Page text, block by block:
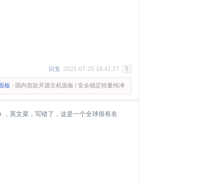
回复 2021-07-25 18:41:27 5
板 - 国内首款开源主机面板 / 安全稳定轻量纯净
英文菜，写错了，这是一个全球很有名